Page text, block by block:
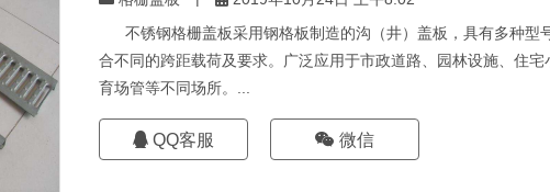
不锈钢格栅盖板采用钢格板制造的沟（井）盖板，具有多种型
合不同的跨距载荷及要求。广泛应用于市政道路、园林设施、住宅
育场管等不同场所。...
QQ客服 微信